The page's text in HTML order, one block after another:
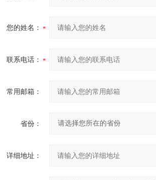
您的姓名：
联系电话：
常用邮箱：
省份：
详细地址：